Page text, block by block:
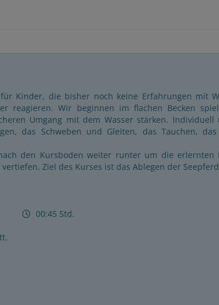
Kinder, die bisher noch keine Erfahrungen mit
reagieren. Wir beginnen im flachen Becken
Umgang mit dem Wasser stärken.
das Schweben und Gleiten, das Tauchen,
den Kursboden weiter runter um die erlernten
Ziel des Kurses ist das Ablegen der
00:45 Std.